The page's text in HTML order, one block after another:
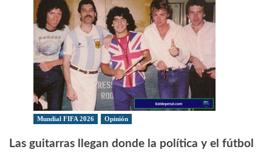
Mundial FIFA 2026 Opinión
Las guitarras llegan donde la política y el fútbol